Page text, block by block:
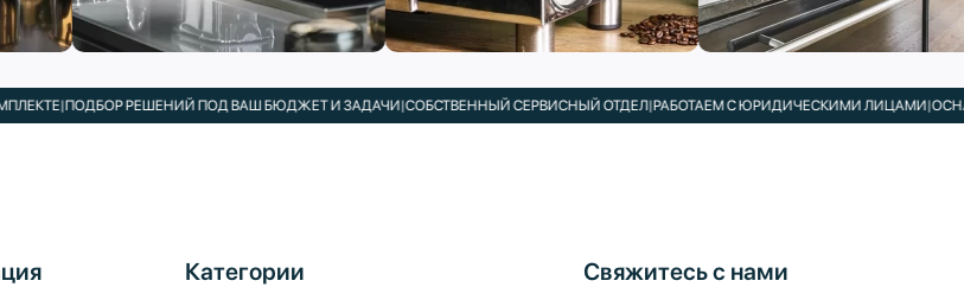
|ПОДБОР РЕШЕНИЙ ПОД ВАШ БЮДЖЕТ И ЗАДАЧИ|СОБСТВЕННЫЙ СЕРВИСНЫЙ ОТДЕЛ|РАБОТАЕМ С ЮРИДИЧЕСКИМИ ЛИЦАМИ|
Категории Свяжитесь с нами